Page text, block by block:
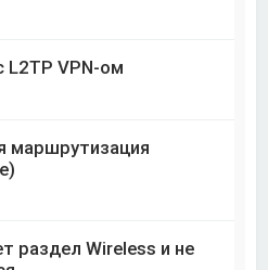
L2TP VPN-ом
маршрутизация
раздел Wireless и не